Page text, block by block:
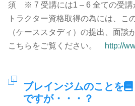
須 ※ 7 受講には1 – 6 全ての
トラクター資格取得の為には、こ
（ケーススタディ）の提出、面談
こちらをご覧ください。
http://
ブレインジムのことを
ですが・・・？